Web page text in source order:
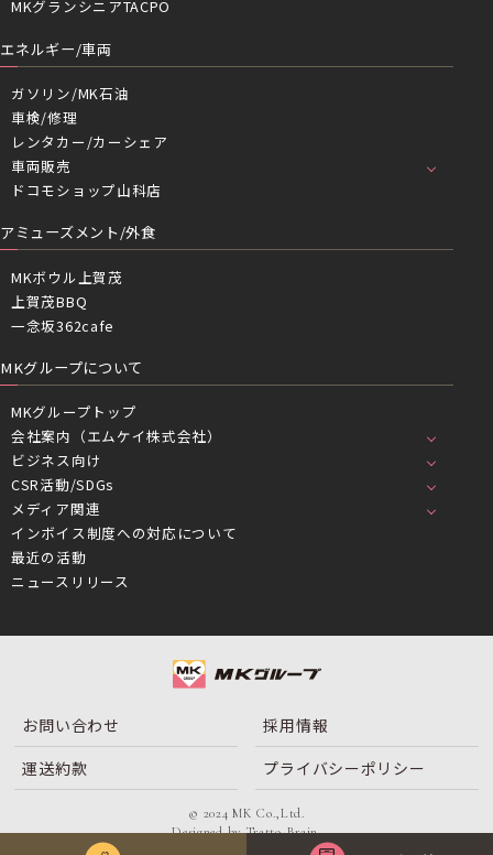
MKグランシニアTACPO
エネルギー/車両
ガソリン/MK石油
車検/修理
レンタカー/カーシェア
車両販売
ドコモショップ山科店
アミューズメント/外食
MKボウル上賀茂
上賀茂BBQ
一念坂362cafe
MKグループについて
MKグループトップ
会社案内（エムケイ株式会社）
ビジネス向け
CSR活動/SDGs
メディア関連
インボイス制度への対応について
最近の活動
ニュースリリース
お問い合わせ
採用情報
運送約款
プライバシーポリシー
© 2024 MK Co.,Ltd.
Designed byTratto Brain.